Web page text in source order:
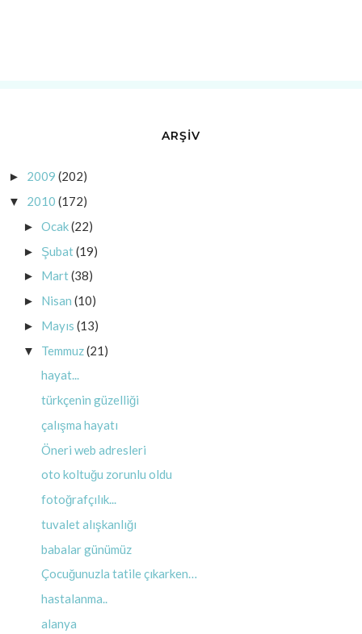
ARŞİV
► 2009 (202)
▼ 2010 (172)
► Ocak(22)
► Şubat(19)
► Mart(38)
► Nisan (10)
► Mayıs (13)
▼ Temmuz(21)
hayat...
türkçenin güzelliği
çalışma hayatı
Öneri web adresleri
oto koltuğu zorunlu oldu
fotoğrafçılık...
tuvalet alışkanlığı
babalar günümüz
Çocuğunuzla tatile çıkarken…
hastalanma..
alanya